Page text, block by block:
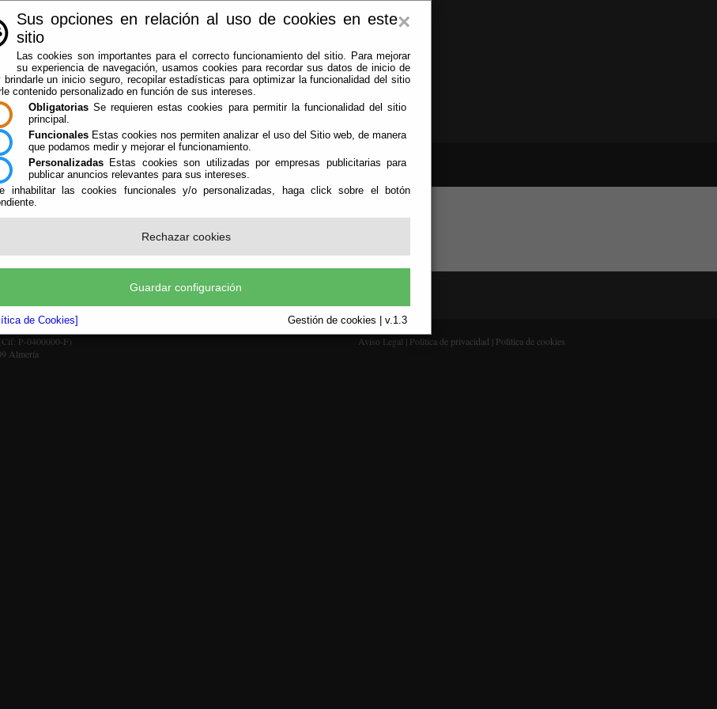
×
Sus opciones en relación al uso de cookies en este
sitio
Las cookies son importantes para el correcto funcionamiento del sitio. Para mejorar
su experiencia de navegación, usamos cookies para recordar sus datos de inicio de
brindarle un inicio seguro, recopilar estadísticas para optimizar la funcionalidad del sitio
contenido personalizado en función de sus intereses.
Obligatorias Se requieren estas cookies para permitir la funcionalidad del sitio
principal.
Funcionales Estas cookies nos permiten analizar el uso del Sitio web, de manera
que podamos medir y mejorar el funcionamiento.
Personalizadas Estas cookies son utilizadas por empresas publicitarias para
publicar anuncios relevantes para sus intereses.
inhabilitar las cookies funcionales y/o personalizadas, haga click sobre el botón
Rechazar cookies
Guardar configuración
de Cookies] Gestión de cookies | v.1.3
LA AGRUPACIÓN AVISOS OFICINA VIRTUAL CONTACTAR
P-0400000-F)
Almería
Aviso Legal | Politica de privacidad | Politica de cookies